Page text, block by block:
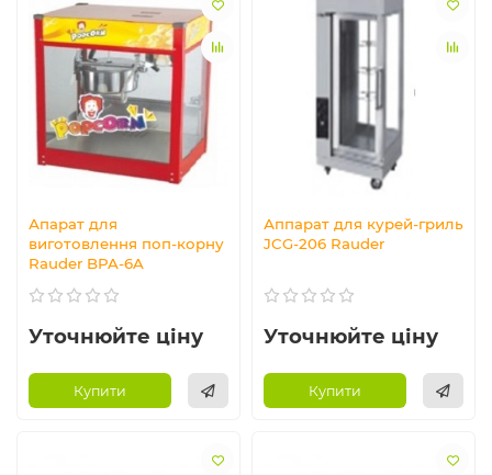
Апарат для
виготовлення поп-корну
Rauder BPA-6A
Уточнюйте ціну
Купити
Аппарат для курей-гриль
JCG-206 Rauder
Уточнюйте ціну
Купити